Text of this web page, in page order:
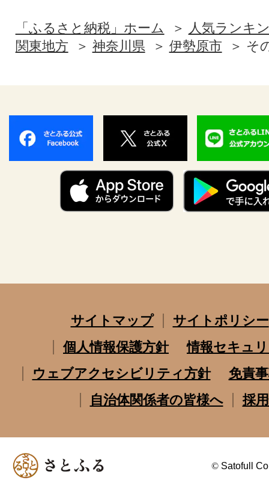
「ふるさと納税」ホーム
人気ランキ
関東地方
神奈川県 伊勢原市 そ
サイトマップ
サイトポリシー
個人情報保護方針
情報セキュ
ウェブアクセシビリティ方針
免責
自治体関係者の皆様へ
採
© Satofull